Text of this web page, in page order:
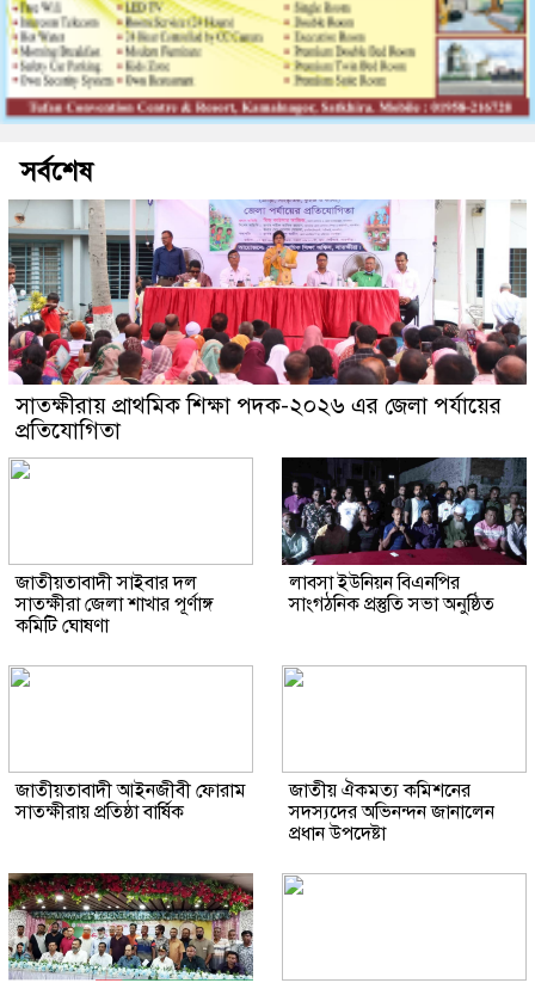
সর্বশেষ
সাতক্ষীরায় প্রাথমিক শিক্ষা পদক-২০২৬ এর জেলা পর্যায়ের
প্রতিযোগিতা
জাতীয়তাবাদী সাইবার দল
সাতক্ষীরা জেলা শাখার পূর্ণাঙ্গ
কমিটি ঘোষণা
লাবসা ইউনিয়ন বিএনপির
সাংগঠনিক প্রস্তুতি সভা অনুষ্ঠিত
জাতীয়তাবাদী আইনজীবী ফোরাম
সাতক্ষীরায় প্রতিষ্ঠা বার্ষিক
জাতীয় ঐকমত্য কমিশনের
সদস্যদের অভিনন্দন জানালেন
প্রধান উপদেষ্টা